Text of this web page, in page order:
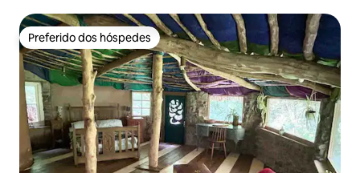
Preferido dos hóspedes
Preferido dos hóspedes